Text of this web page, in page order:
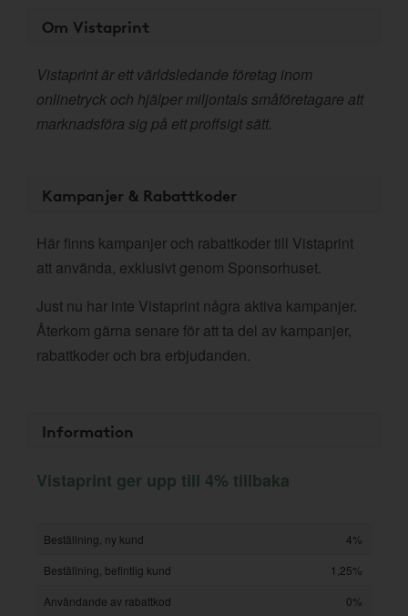
Om Vistaprint
Vistaprint är ett världsledande företag inom
onlinetryck och hjälper miljontals småföretagare att
marknadsföra sig på ett proffsigt sätt.
Kampanjer & Rabattkoder
Här finns kampanjer och rabattkoder till Vistaprint
att använda, exklusivt genom Sponsorhuset.
Just nu har inte Vistaprint några aktiva kampanjer.
Återkom gärna senare för att ta del av kampanjer,
rabattkoder och bra erbjudanden.
Information
Vistaprint ger upp till 4% tillbaka
Beställning, ny kund
4%
Beställning, befintlig kund
1,25%
Användande av rabattkod
0%